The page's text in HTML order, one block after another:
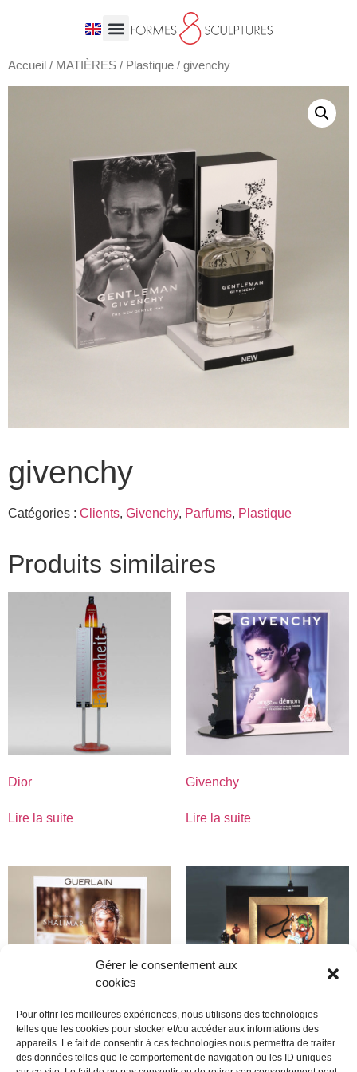
Gérer le consentement aux
cookies
Pour offrir les meilleures expériences, nous utilisons des technologies
telles que les cookies pour stocker et/ou accéder aux informations des
appareils. Le fait de consentir à ces technologies nous permettra de traiter
des données telles que le comportement de navigation ou les ID uniques
Accueil / MATIÈRES / Plastique / givenchy
givenchy
Catégories : Clients, Givenchy, Parfums, Plastique
Produits similaires
Dior
Lire la suite
Givenchy
Lire la suite
Guerlain Dior